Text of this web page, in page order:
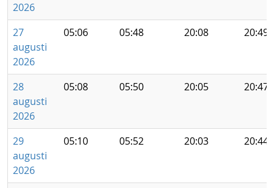
2026
27
augusti
2026
05:06 05:48 20:08 20:49
28
augusti
2026
05:08 05:50 20:05 20:47
29
augusti
2026
05:10 05:52 20:03 20:44